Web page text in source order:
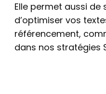
Elle permet aussi
d’optimiser vos
référencement,
dans nos stratégies